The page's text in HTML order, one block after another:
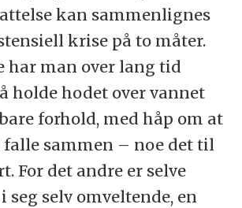
kan sammenlignes
krise på to måter.
har man over lang tid
holde hodet over vannet
forhold, med håp om at
sammen – noe det til
For det andre er selve
seg selv omveltende, en